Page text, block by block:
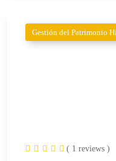
Gestión del Patrimonio
( 1 reviews )